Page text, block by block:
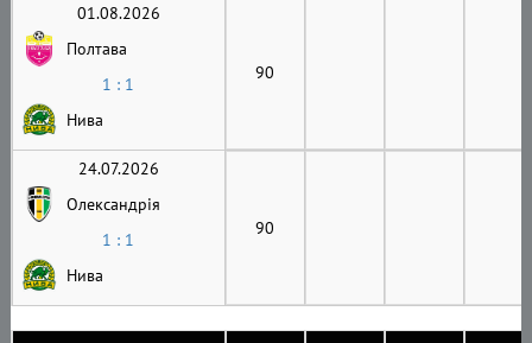
01.08.2026
Полтава
1 : 1
Нива
90
24.07.2026
Олександрія
1 : 1
Нива
90